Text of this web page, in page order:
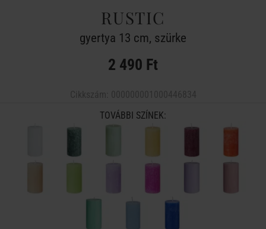
RUSTIC
gyertya 13 cm, szürke
2 490 Ft
TOVÁBBI SZÍNEK: